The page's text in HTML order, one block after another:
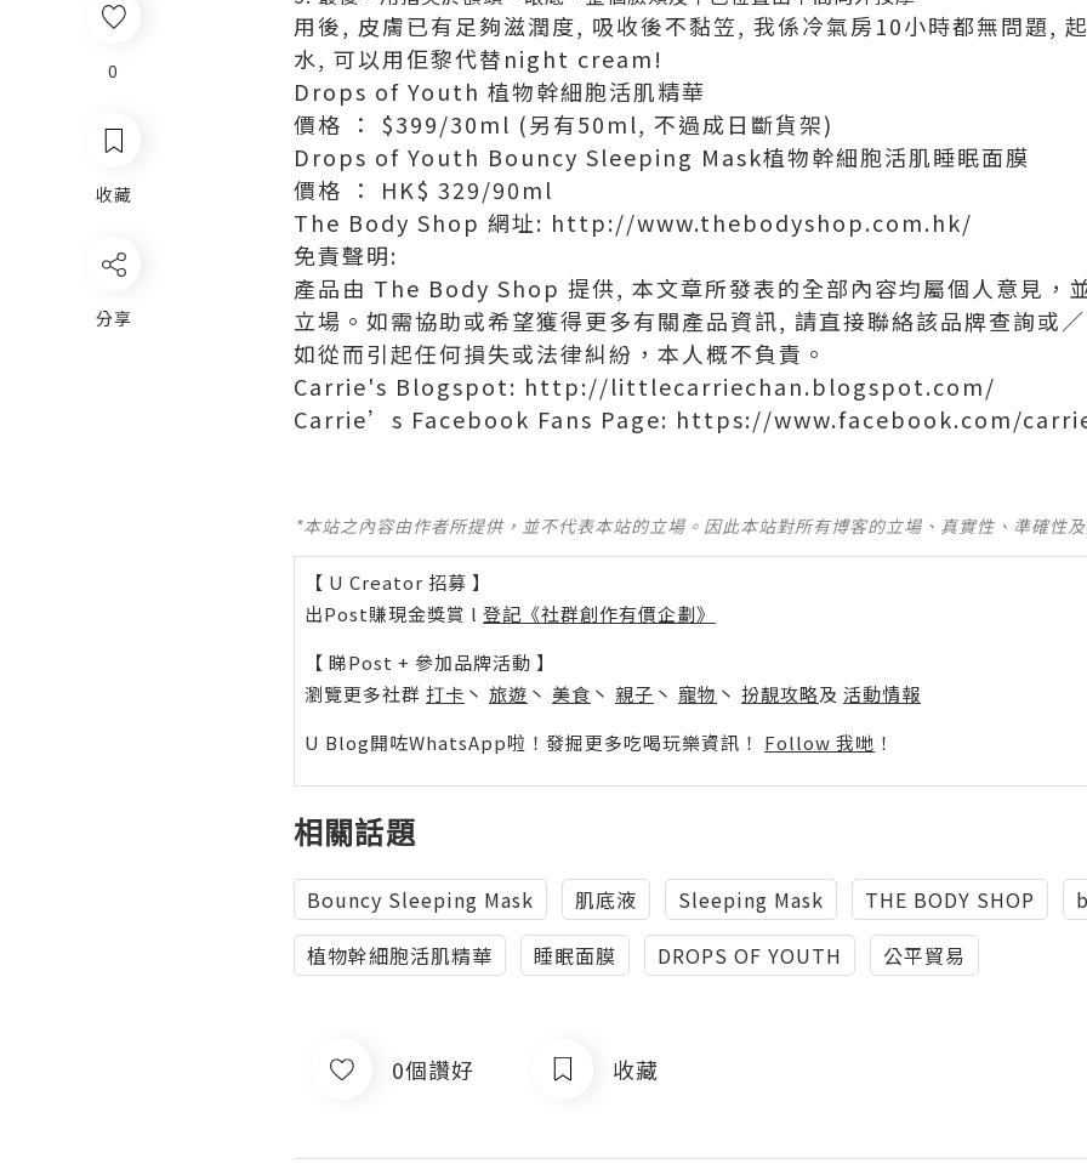
0
收藏
分享
用後, 皮膚已有足夠滋潤度, 吸收後不黏笠, 我係冷氣房10小時都無問題,
水, 可以用佢黎代替night cream!
Drops of Youth 植物幹細胞活肌精華
價格 ： $399/30ml (另有50ml, 不過成日斷貨架)
Drops of Youth Bouncy Sleeping Mask植物幹細胞活肌睡眠面膜
價格 ： HK$ 329/90ml
The Body Shop 網址: http://www.thebodyshop.com.hk/
免責聲明:
產品由 The Body Shop 提供, 本文章所發表的全部內容均屬個人意見，
立場。如需協助或希望獲得更多有關產品資訊, 請直接聯絡該品牌查詢或
如從而引起任何損失或法律糾紛，本人概不負責。
Carrie's Blogspot: http://littlecarriechan.blogspot.com/
Carrie’s Facebook Fans Page: https://www.facebook.com/
*本站之內容由作者所提供，並不代表本站的立場。因此本站對所有博客的立場、真實性、準確性
【 U Creator 招募 】
出Post賺現金獎賞 l 登記《社群創作有價企劃》
【 睇Post + 參加品牌活動 】
瀏覽更多社群 打卡 丶 旅遊 丶 美食 丶 親子 丶 寵物 丶 扮靚攻略及 活動情報
U Blog開咗WhatsApp啦！發掘更多吃喝玩樂資訊！ Follow 我哋 ！
相關話題
Bouncy Sleeping Mask 肌底液 Sleeping Mask THE BODY SHOP
植物幹細胞活肌精華
睡眠面膜 DROPS OF YOUTH 公平貿易
0個讚好 收藏